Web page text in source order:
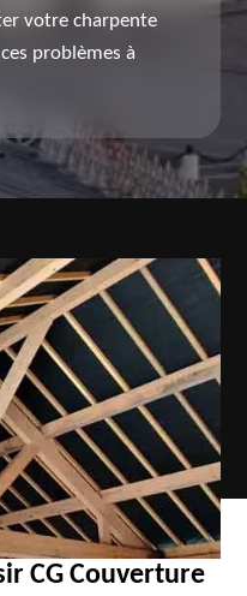
votre charpente
problèmes à
CG Couverture